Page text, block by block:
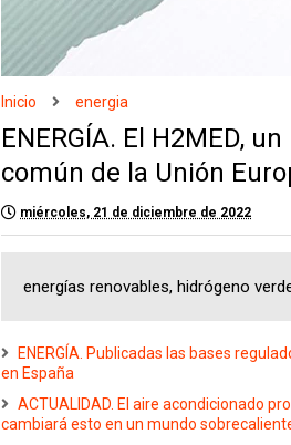
Inicio energia
ENERGÍA. El H2MED,
común de la Unión
miércoles, 21 de diciembre de 2022
energías renovables, hidrógeno
ENERGÍA. Publicadas las bases
en España
ACTUALIDAD. El aire acondicionado
cambiará esto en un mundo